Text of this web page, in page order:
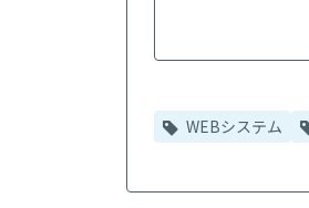
WEBシステム